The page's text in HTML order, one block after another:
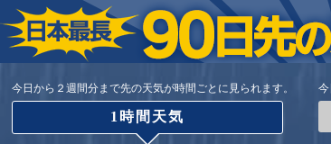
今日から２週間分まで先の天気が時間ごとに見られます。
1時間天気
今